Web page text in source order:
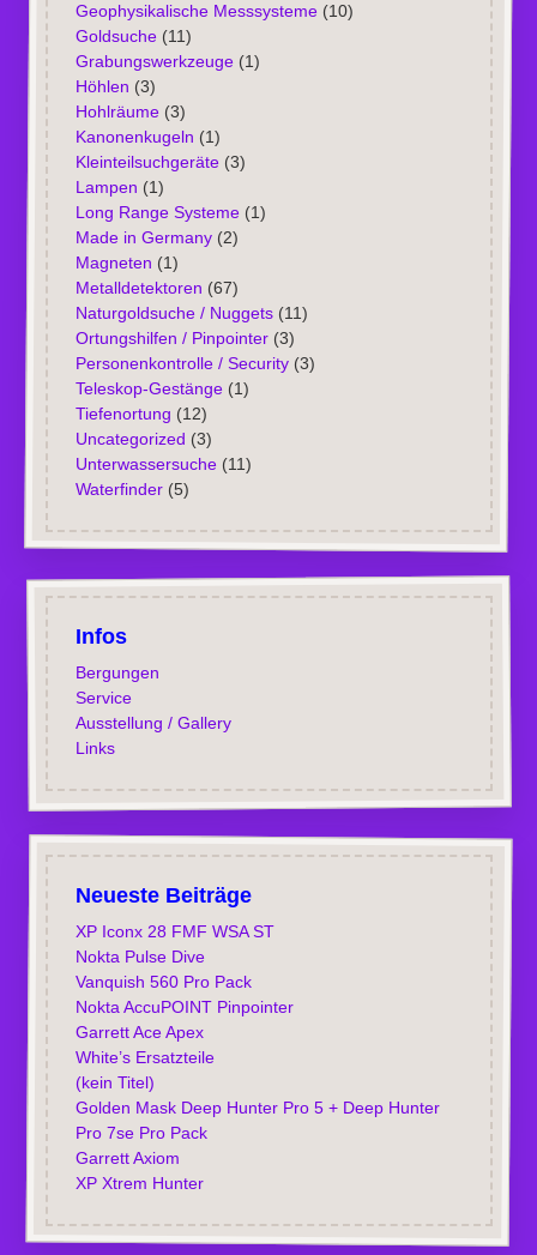
Geophysikalische Messsysteme(10)
Goldsuche(11)
Grabungswerkzeuge(1)
Höhlen (3)
Hohlräume(3)
Kanonenkugeln (1)
Kleinteilsuchgeräte(3)
Lampen (1)
Long Range Systeme(1)
Made in Germany(2)
Magneten (1)
Metalldetektoren (67)
Naturgoldsuche / Nuggets(11)
Ortungshilfen / Pinpointer(3)
Personenkontrolle / Security(3)
Teleskop-Gestänge(1)
Tiefenortung (12)
Uncategorized (3)
Unterwassersuche(11)
Waterfinder(5)
Infos
Bergungen
Service
Ausstellung / Gallery
Links
Neueste Beiträge
XP Iconx 28 FMF WSA ST
Nokta Pulse Dive
Vanquish 560 Pro Pack
Nokta AccuPOINT Pinpointer
Garrett Ace Apex
White’s Ersatzteile
(kein Titel)
Golden Mask Deep Hunter Pro 5 + Deep Hunter
Pro 7se Pro Pack
Garrett Axiom
XP Xtrem Hunter